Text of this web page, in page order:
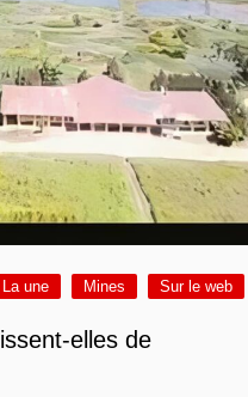
La une Mines Sur le web
elles de